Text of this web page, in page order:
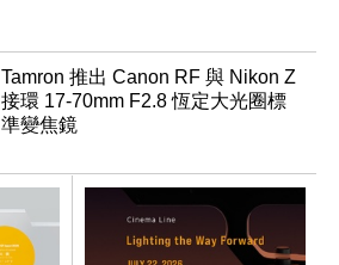
Tamron 推出 Canon RF 與 Nikon Z
接環 17-70mm F2.8 恆定大光圈標
準變焦鏡